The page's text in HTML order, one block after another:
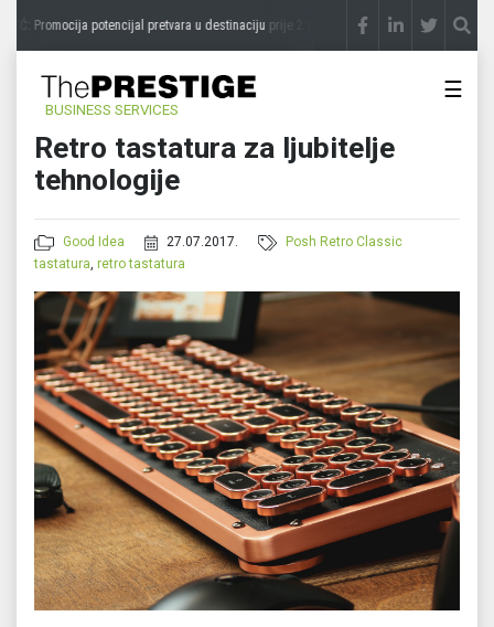
Promocija potencijal pretvara u destinacijuprije 2 sedmice STEVICA LUKIĆ:
BUSINESS SERVICES
☰
Retro tastatura za ljubitelje
tehnologije
Good Idea 27.07.2017.
Posh Retro Classic
tastatura, retro tastatura